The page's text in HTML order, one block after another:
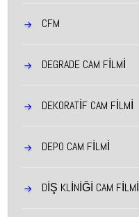
CFM
DEGRADE CAM FİLMİ
DEKORATİF CAM FİLMİ
DEPO CAM FİLMİ
DİŞ KLİNİĞİ CAM FİLMİ